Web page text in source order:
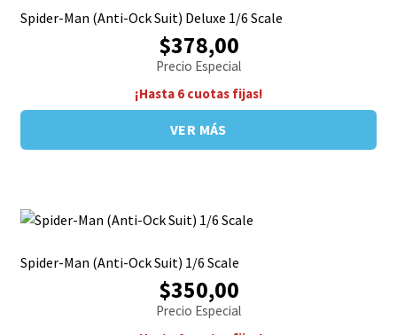
Spider-Man (Anti-Ock Suit) Deluxe 1/6 Scale
$378,00
Precio Especial
¡Hasta 6 cuotas fijas!
VER MÁS
Spider-Man (Anti-Ock Suit) 1/6 Scale
$350,00
Precio Especial